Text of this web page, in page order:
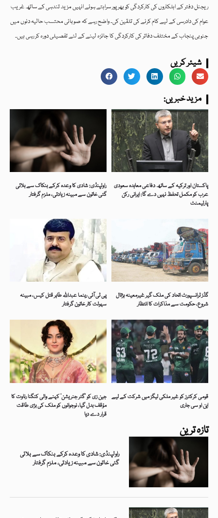
تازہ ترین
راولپنڈی: شادی کا وعدہ کرکے بنکاک سے بلائی
گئی خاتون سے مبینہ زیادتی، ملزم گرفتار
ریجنل دفتر کے اہلکاروں کی کارکردگی کو بھرپور سراہتے ہوئے انہیں مزید تندہی کے ساتھ غریب
عوام کی دادرسی کے لیے کام کرنے کی تلقین کی۔ واضح رہے کہ صوبائی محتسب حالیہ دنوں میں
جنوبی پنجاب کے مختلف دفاتر کی کارکردگی کا جائزہ لینے کے لئے تفصیلی دورہ کر رہی ہیں۔
شیئر کریں
:مزید خبریں
راولپنڈی: شادی کا وعدہ کرکے بنکاک سے بلائی
گئی خاتون سے مبینہ زیادتی، ملزم گرفتار
پاکستان اور ترکیہ کے ساتھ دفاعی معاہدہ سعودی
عرب کو مکمل تحفظ نہیں دے گا: ایرانی رکن
پارلیمنٹ
پی ٹی آئی رہنما عبداللہ طاہر قتل کیس، مبینہ
سہولت کار خاتون گرفتار
گڈز ٹرانسپورٹ اتحاد کی ملک گیر غیرمعینہ ہڑتال
شروع، حکومت سے مذاکرات کا انتظار
جین زی کو ’گٹر جنریشن‘ کہنے والی کنگنا رناوت کا
مؤقف بدل گیا، نوجوانوں کو ملک کی بڑی طاقت
قرار دے دیا
قومی کرکٹرز کو غیر ملکی لیگز میں شرکت کے لیے
این او سی جاری